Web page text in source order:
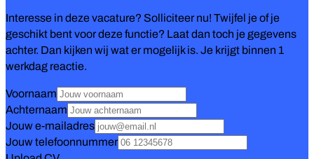
Interesse in deze vacature? Solliciteer nu! Twijfel je of je
geschikt bent voor deze functie? Laat dan toch je gegevens
achter. Dan kijken wij wat er mogelijk is. Je krijgt binnen 1
werkdag reactie.
Voornaam
Achternaam
Jouw e-mailadres
Jouw telefoonnummer